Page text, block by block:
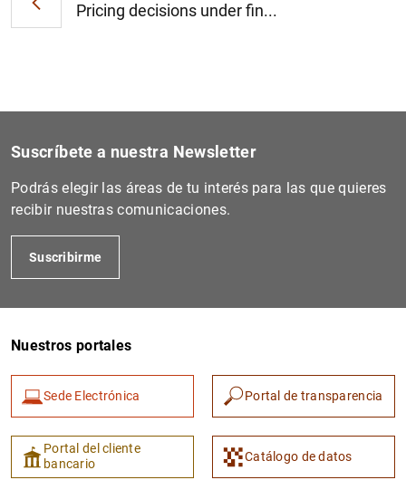
Pricing decisions under fin...
Suscríbete a nuestra Newsletter
Podrás elegir las áreas de tu interés para las que quieres
recibir nuestras comunicaciones.
Suscribirme
Nuestros portales
Sede Electrónica Portal de transparencia
Portal del cliente
bancario
Catálogo de datos